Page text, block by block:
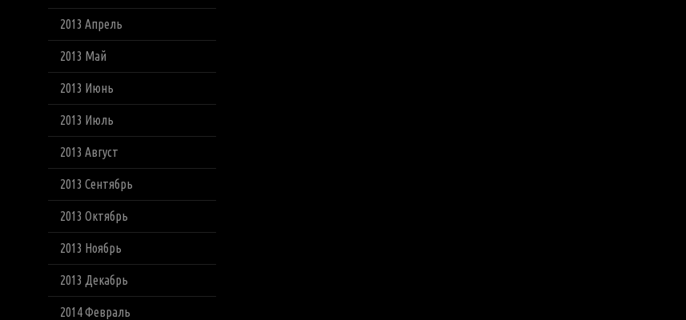
2013 Апрель
2013 Май
2013 Июнь
2013 Июль
2013 Август
2013 Сентябрь
2013 Октябрь
2013 Ноябрь
2013 Декабрь
2014 Февраль